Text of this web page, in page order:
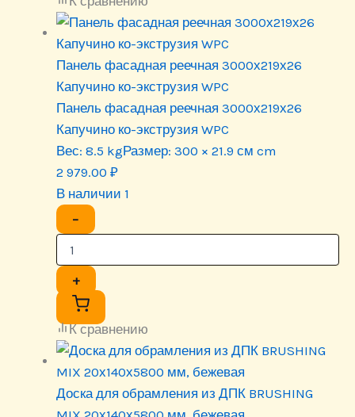
Панель фасадная реечная 3000х219х26
Капучино ко-экструзия WPC
Панель фасадная реечная 3000х219х26
Капучино ко-экструзия WPC
Вес: 8.5 kgРазмер: 300 × 21.9 см cm
2 979.00 ₽
В наличии 1
−
+
К сравнению
Доска для обрамления из ДПК BRUSHING